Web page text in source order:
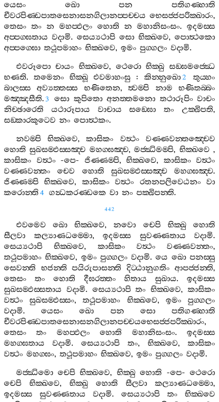
යෙසං
ඛො පන
පතිගණ‍්හාති
චීවරපිණ‍්ඩපාතසෙනාසනගිලානප‍්පච‍්චය භෙසජ‍්ජපරික‍්ඛාරං,
තෙසං තං න මහප‍්ඵලං හොති න මහානිසංසං. ඉදමස‍්ස
අප‍්පග‍්ඝතාය වදාමි. සෙය්‍යථාපි සො භික‍්ඛවෙ, පොත්‍ථකො
අප‍්පග‍්ඝො තථූපමාහං භික‍්ඛවෙ, ඉමං පුග‍්ගලං වදාමි.
එවරූපො චායං භික‍්ඛවෙ, ථෙරො භික‍්ඛු සඞ‍්ඝමජ‍්ඣෙ
භණති. තමෙනං භික‍්ඛූ එවමාහංසු : කින‍්නුඛො2
තුය‍්හං
බාලස‍්ස
අව්‍යත‍්තස‍්ස භණිතෙන,ත්‍වම‍්පි නාම
භණිතබ‍්බං
මඤ‍්ඤසීති. 3 සො කුපිතො අනත‍්තමනො තථාරූපිං වාචං
නිච‍්ඡාරෙති
යථාරූපාය වාචාය සඞ‍්ඝො තං උක‍්ඛිපති,
සඞ‍්කාරකූටෙව නං පොත්‍ථකං.
නවම‍්පි
භික‍්ඛවෙ,කාසිකං වත්‍ථං
වණ‍්ණවන‍්තඤ‍්චෙව
හොති සුඛසම‍්ඵස‍්සඤ‍්ච මහග‍්ඝඤ‍්ච,මජ‍්ඣිමම‍්පි, භික‍්ඛවෙ ,
කාසිකං වත්‍ථං-පෙ- ජිණ‍්ණම‍්පි, භික‍්ඛවෙ, කාසිකං වත්‍ථං
වණ‍්ණවන‍්තං
චෙව හොති සුඛසම‍්ඵස‍්සඤ‍්ච මහග‍්ඝඤ‍්ච.
ජිණ‍්ණම‍්පි
භික‍්ඛවෙ, කාසිකං වත්‍ථං රතනපලිවෙඨනං
වා
කරොන‍්ති 4 ගන්‍ධකරණ‍්ඩකෙ වා නං පක‍්ඛිපන‍්ති.
442
එවමෙව ඛො භික‍්ඛවෙ,නවො චෙපි භික‍්ඛු
හොති
සීලවා
කල්‍යාණධම‍්මො, ඉදමස‍්ස සුවණ‍්ණතාය වදාමි.
සෙය්‍යථාපි
භික‍්ඛවෙ, කාසිකං වත්‍ථං වණ‍්ණවන‍්තං,
තථූපමාහං භික‍්ඛවෙ, ඉමං පුග‍්ගලං වදාමි.යෙ ඛො පනස‍්සු
සෙවන‍්ති
භජන‍්ති පයිරුපාසන‍්ති දිට‍්ඨානුගතිං ආපජ‍්ජන‍්ති,
තෙසං
තං හොති දීඝරත‍්තං හිතාය සුඛාය.ඉදමස‍්ස
සුඛසම‍්ඵස‍්සතාය වදාමි. සෙය්‍යථාපි තං භික‍්ඛවෙ,කාසිකං
වත්‍ථං
සුඛසම‍්ඵස‍්සං,තථූපමාහං භික‍්ඛවෙ, ඉමං
පුග‍්ගලං
වදාමි.යෙසං ඛො පන සො
පතිගණ‍්හාති
චීවරපිණ‍්ඩපාතසෙනාසනගිලානපච‍්චයභෙසජ‍්ජපරික‍්ඛාරං,
තෙසං
තං මහප‍්ඵලං හොති මහානිසංසං.ඉදමස‍්ස
මහග‍්ඝතාය
වදාමි. සෙය්‍යථාපි තං, භික‍්ඛවෙ, කාසිකං
වත්‍ථං මහග‍්ඝං, තථූපමාහං භික‍්ඛවෙ, ඉමං පුග‍්ගලං වදාමි.
මජ‍්ඣිමො චෙපි භික‍්ඛවෙ, භික‍්ඛු හොති -පෙ-ථෙරො
චෙපි
භික‍්ඛවෙ, භික‍්ඛු හොති සීලවා කල්‍යාණධම‍්මො,
ඉදමස‍්ස
සුවණ‍්ණතාය වදාමි. සෙය්‍යථාපි තං
භික‍්ඛවෙ